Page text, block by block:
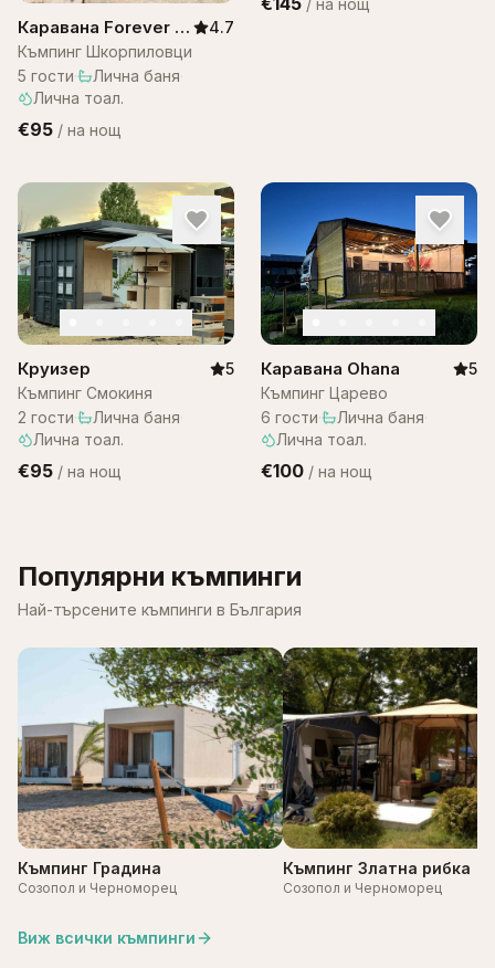
Каравана Forever –
Шкорпиловци
4.7
Къмпинг Шкорпиловци
5 гости· Лична баня·
Лична тоал.
€95 / на нощ
Круизер
5
Къмпинг Смокиня
2 гости· Лична баня·
Лична тоал.
€95 / на нощ
Каравана Ohana
5
Къмпинг Царево
6 гости· Лична баня·
Лична тоал.
€100 / на нощ
Популярни къмпинги
Най-търсените къмпинги в България
Къмпинг Градина
Созопол и Черноморец
Къмпинг Златна рибка
Созопол и Черноморец
Виж всички къмпинги